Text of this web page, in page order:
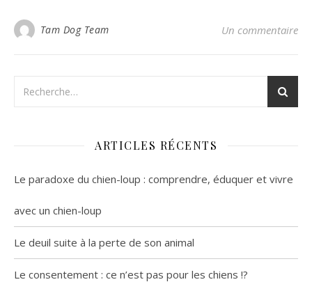
Tam Dog Team Un commentaire
ARTICLES RÉCENTS
Le paradoxe du chien-loup : comprendre, éduquer et vivre
avec un chien-loup
Le deuil suite à la perte de son animal
Le consentement : ce n’est pas pour les chiens !?